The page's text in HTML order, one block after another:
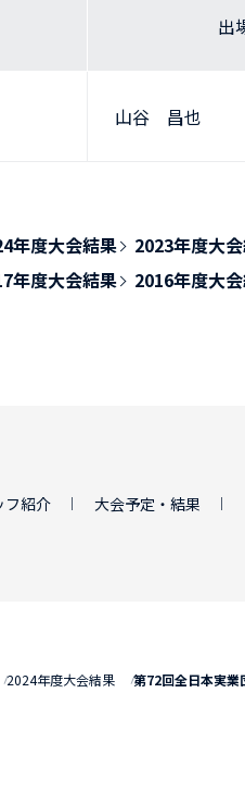
出
山谷 昌也
年度大会結果 2023年度大
年度大会結果 2016年度大
フ紹介 大会予定・結果
2024年度大会結果 第72回全日本実業